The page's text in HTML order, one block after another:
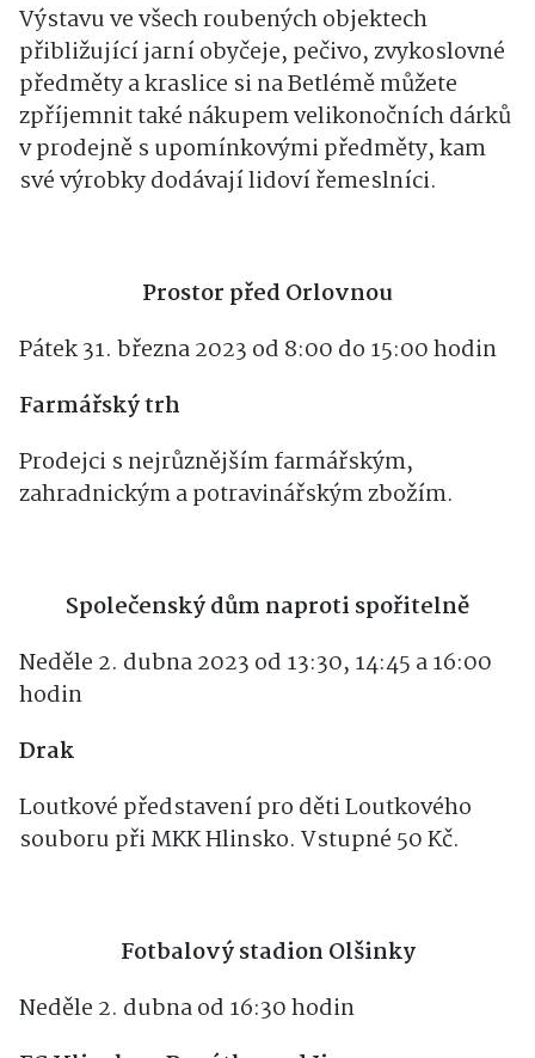
Výstavu ve všech roubených objektech
přibližující jarní obyčeje, pečivo, zvykoslovné
předměty a kraslice si na Betlémě můžete
zpříjemnit také nákupem velikonočních dárků
v prodejně s upomínkovými předměty, kam
své výrobky dodávají lidoví řemeslníci.
Prostor před Orlovnou
Pátek 31. března 2023 od 8:00 do 15:00 hodin
Farmářský trh
Prodejci s nejrůznějším farmářským,
zahradnickým a potravinářským zbožím.
Společenský dům naproti spořitelně
Neděle 2. dubna 2023 od 13:30, 14:45 a 16:00
hodin
Drak
Loutkové představení pro děti Loutkového
souboru při MKK Hlinsko. Vstupné 50 Kč.
Fotbalový stadion Olšinky
Neděle 2. dubna od 16:30 hodin